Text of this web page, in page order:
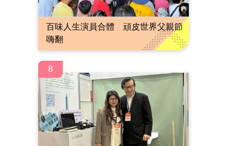
百味人生演員合體 頑皮世界父親節
嗨翻
8